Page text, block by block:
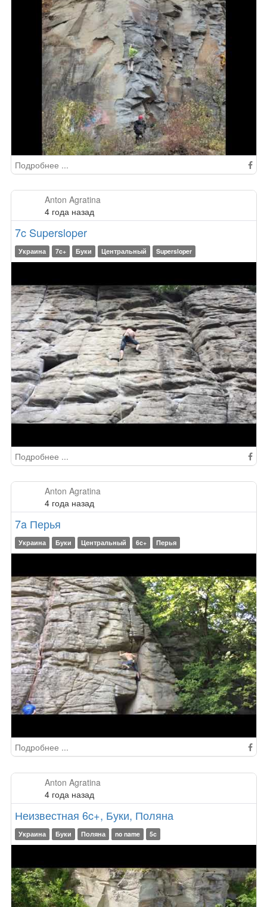
Подробнее ...
Anton Agratina
4 года назад
7c Supersloper
Украина 7c+ Буки Центральный Supersloper
Подробнее ...
Anton Agratina
4 года назад
7a Перья
Украина Буки Центральный 6c+ Перья
Подробнее ...
Anton Agratina
4 года назад
Неизвестная 6c+, Буки, Поляна
Украина Буки Поляна no name 5c